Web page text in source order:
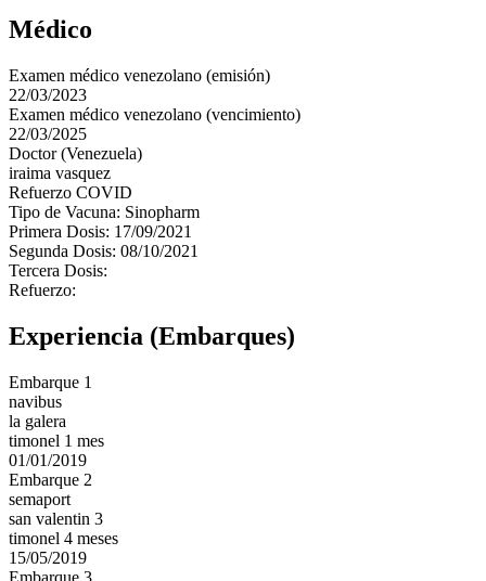
Médico
Examen médico venezolano (emisión)
22/03/2023
Examen médico venezolano (vencimiento)
22/03/2025
Doctor (Venezuela)
iraima vasquez
Refuerzo COVID
Tipo de Vacuna: Sinopharm
Primera Dosis: 17/09/2021
Segunda Dosis: 08/10/2021
Tercera Dosis:
Refuerzo:
Experiencia (Embarques)
Embarque 1
navibus
la galera
timonel 1 mes
01/01/2019
Embarque 2
semaport
san valentin 3
timonel 4 meses
15/05/2019
Embarque 3